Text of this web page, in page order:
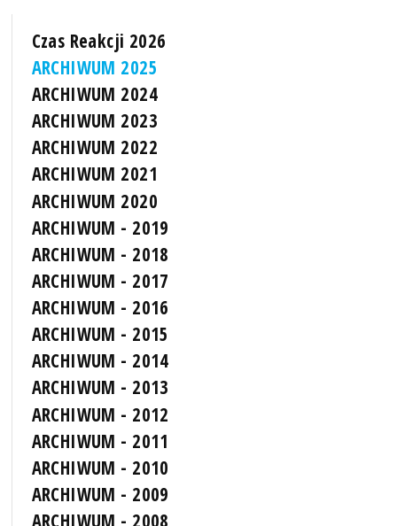
Czas Reakcji 2026
ARCHIWUM 2025
ARCHIWUM 2024
ARCHIWUM 2023
ARCHIWUM 2022
ARCHIWUM 2021
ARCHIWUM 2020
ARCHIWUM - 2019
ARCHIWUM - 2018
ARCHIWUM - 2017
ARCHIWUM - 2016
ARCHIWUM - 2015
ARCHIWUM - 2014
ARCHIWUM - 2013
ARCHIWUM - 2012
ARCHIWUM - 2011
ARCHIWUM - 2010
ARCHIWUM - 2009
ARCHIWUM - 2008